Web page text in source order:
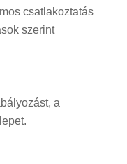
csatlakoztatás
szerint
a